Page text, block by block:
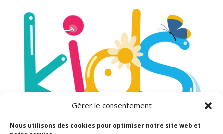
Gérer le consentement
Nous utilisons des cookies pour optimiser notre site web et